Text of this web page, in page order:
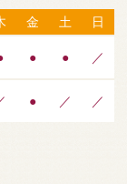
金 土
日
● ● ／
● ／ ／